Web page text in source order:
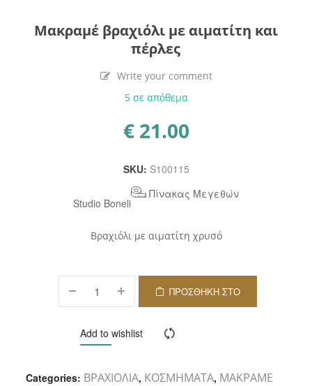
Μακραμέ βραχιόλι με αιματίτη και
πέρλες
Write your comment
5 σε απόθεμα
€21.00
SKU: S100115
Studio Boneli
Πίνακας Μεγεθών
Βραχιόλι με αιματίτη χρυσό
ΠΡΟΣΘΉΚΗ ΣΤΟ
Add to wishlist
Categories: ΒΡΑΧΙΟΛΙΑ, ΚΟΣΜΗΜΑΤΑ, ΜΑΚΡΑΜΕ